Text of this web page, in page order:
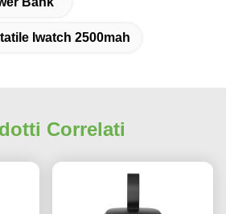
Iwatch 2500mah
Correlati